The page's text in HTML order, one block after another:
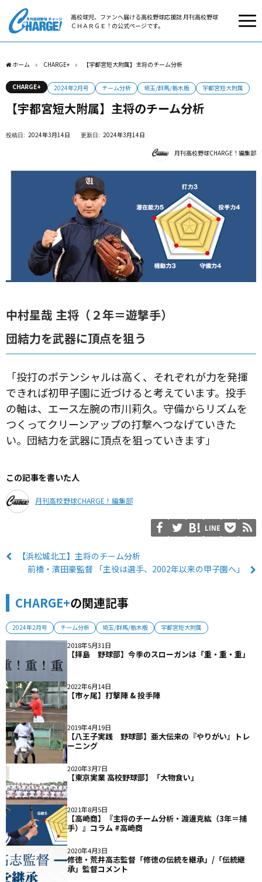
高校球児、ファンへ届ける高校野球応援誌 月刊高校野球
ＣＨＡＲＧＥ！の公式ページです。
ホーム CHARGE+ 【宇都宮短大附属】主将のチーム分析
CHARGE+ 2024年2月号 チーム分析 埼玉/群馬/栃木版 宇都宮短大附属
【宇都宮短大附属】主将のチーム分析
2024年3月14日 2024年3月14日
月刊高校野球CHARGE！編集部
中村星哉 主将（２年＝遊撃手）
団結力を武器に頂点を狙う
「投打のポテンシャルは高く、それぞれが力を発揮
できれば初甲子園に近づけると考えています。投手
の軸は、エース左腕の市川莉久。守備からリズムを
つくってクリーンアップの打撃へつなげていきた
い。団結力を武器に頂点を狙っていきます」
この記事を書いた人
月刊高校野球CHARGE！編集部
LINE
【浜松城北工】主将のチーム分析
前橋・濱田豪監督 「主役は選手、2002年以来の甲子園へ」
CHARGE+の関連記事
2024年2月号 チーム分析 埼玉/群馬/栃木版 宇都宮短大附属
2018年5月31日
【拝島 野球部】今季のスローガンは「重・重・重」
2022年6月14日
【市ヶ尾】打撃陣 & 投手陣
2019年4月19日
【八王子実践 野球部】亜大伝来の『やりがい』トレ
ーニング
2020年3月7日
【東京実業 高校野球部】「大物食い」
2021年8月5日
【高崎商】『主将のチーム分析・渡邊克紘（3年＝捕
手）』コラム #高崎商
2020年4月3日
修徳・荒井高志監督「修徳の伝統を継承」/「伝統継
承」監督コメント